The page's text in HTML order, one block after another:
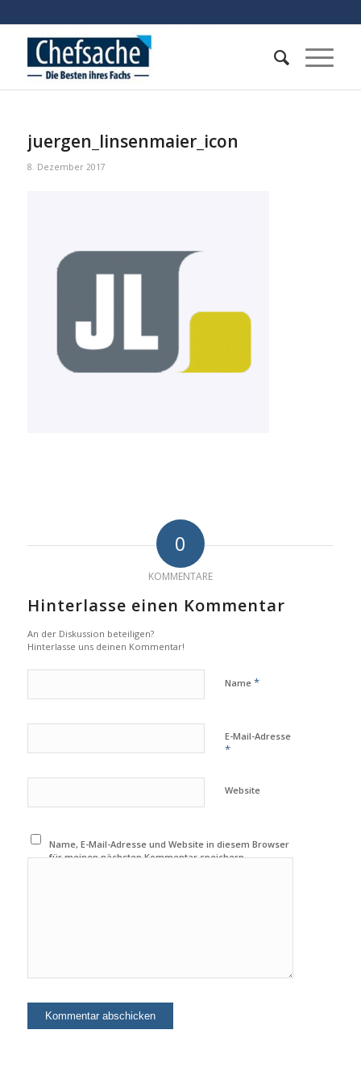
juergen_linsenmaier_icon
8. Dezember 2017
0
KOMMENTARE
Hinterlasse einen Kommentar
An der Diskussion beteiligen?
Hinterlasse uns deinen Kommentar!
Name *
E-Mail-Adresse
*
Website
Name, E-Mail-Adresse und Website in diesem Browser
für meinen nächsten Kommentar speichern.